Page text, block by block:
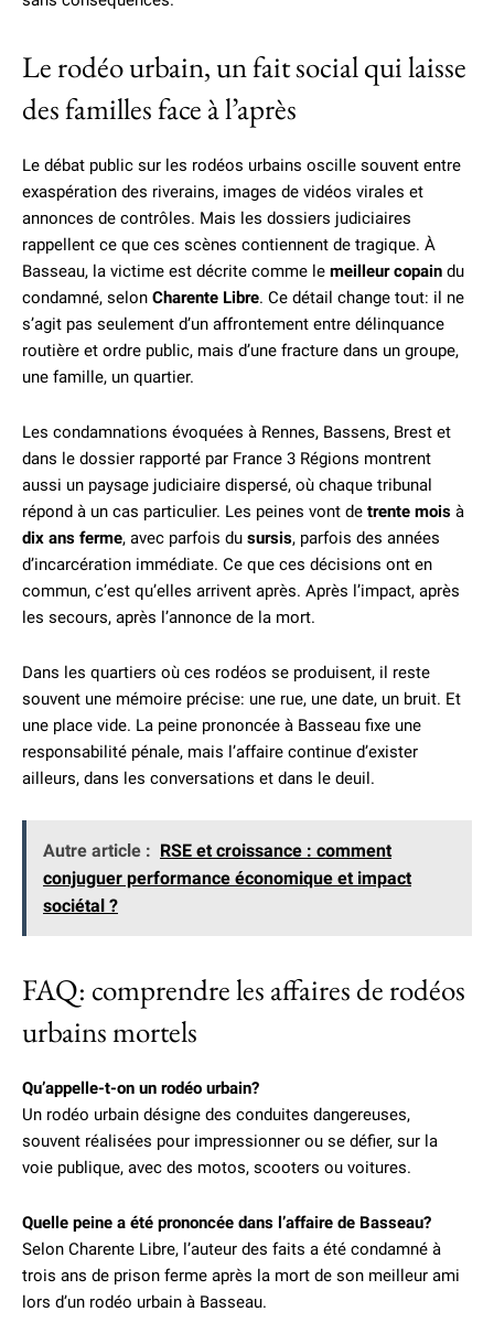
Le rodéo urbain, un fait social qui laisse
des familles face à l’après
Le débat public sur les rodéos urbains oscille souvent entre
exaspération des riverains, images de vidéos virales et
annonces de contrôles. Mais les dossiers judiciaires
rappellent ce que ces scènes contiennent de tragique. À
Basseau, la victime est décrite comme le meilleur copain du
condamné, selon Charente Libre. Ce détail change tout: il ne
s’agit pas seulement d’un affrontement entre délinquance
routière et ordre public, mais d’une fracture dans un groupe,
une famille, un quartier.
Les condamnations évoquées à Rennes, Bassens, Brest et
dans le dossier rapporté par France 3 Régions montrent
aussi un paysage judiciaire dispersé, où chaque tribunal
répond à un cas particulier. Les peines vont de trente mois à
dix ans ferme, avec parfois du sursis, parfois des années
d’incarcération immédiate. Ce que ces décisions ont en
commun, c’est qu’elles arrivent après. Après l’impact, après
les secours, après l’annonce de la mort.
Dans les quartiers où ces rodéos se produisent, il reste
souvent une mémoire précise: une rue, une date, un bruit. Et
une place vide. La peine prononcée à Basseau fixe une
responsabilité pénale, mais l’affaire continue d’exister
ailleurs, dans les conversations et dans le deuil.
Autre article : RSE et croissance : comment
conjuguer performance économique et impact
sociétal ?
FAQ: comprendre les affaires de rodéos
urbains mortels
Qu’appelle-t-on un rodéo urbain?
Un rodéo urbain désigne des conduites dangereuses,
souvent réalisées pour impressionner ou se défier, sur la
voie publique, avec des motos, scooters ou voitures.
Quelle peine a été prononcée dans l’affaire de Basseau?
Selon Charente Libre, l’auteur des faits a été condamné à
trois ans de prison ferme après la mort de son meilleur ami
lors d’un rodéo urbain à Basseau.